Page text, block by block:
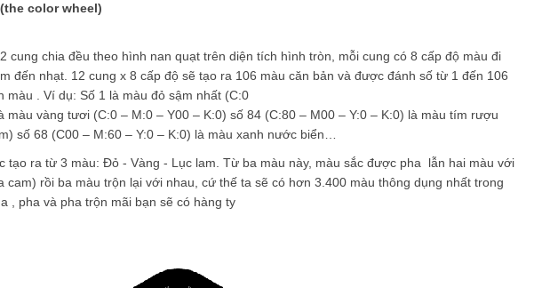
color wheel)
cung chia đều theo hình nan quạt trên diện tích hình tròn, mỗi cung có 8 cấp độ màu đi
đến nhạt. 12 cung x 8 cấp độ sẽ tạo ra 106 màu căn bản và được đánh số từ 1 đến 106
màu . Ví dụ: Số 1 là màu đỏ sậm nhất (C:0
màu vàng tươi (C:0 – M:0 – Y00 – K:0) số 84 (C:80 – M00 – Y:0 – K:0) là màu tím rượu
số 68 (C00 – M:60 – Y:0 – K:0) là màu xanh nước biển…
tạo ra từ 3 màu: Đỏ - Vàng - Lục lam. Từ ba màu này, màu sắc được pha lẫn hai màu với
cam) rồi ba màu trộn lại với nhau, cứ thế ta sẽ có hơn 3.400 màu thông dụng nhất trong
, pha và pha trộn mãi bạn sẽ có hàng ty